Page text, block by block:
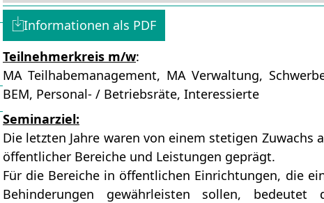
Informationen als PDF
Teilnehmerkreis m/w:
MA Teilhabemanagement, MA Verwaltung,
BEM, Personal- / Betriebsräte, Interessierte
Seminarziel:
Die letzten Jahre waren von einem stetigen
öffentlicher Bereiche und Leistungen geprägt.
Für die Bereiche in öffentlichen Einrichtungen, die
Behinderungen gewährleisten sollen,